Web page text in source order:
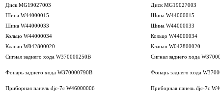
Диск MG19027003
Диск MG19027003
Шина W44000015
Шина W44000015
Шина W44000033
Шина W44000033
Кольцо W44000034
Кольцо W44000034
Клапан W042800020
Клапан W042800020
Сигнал заднего хода W370000250B
Сигнал заднего хода
Фонарь заднего хода W370000790B Фонарь заднего хода
Приборная панель djc-7c W46000006 Приборная панель djc-7c